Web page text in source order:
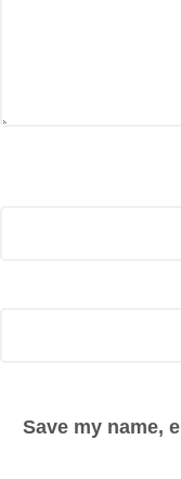
Save my name,